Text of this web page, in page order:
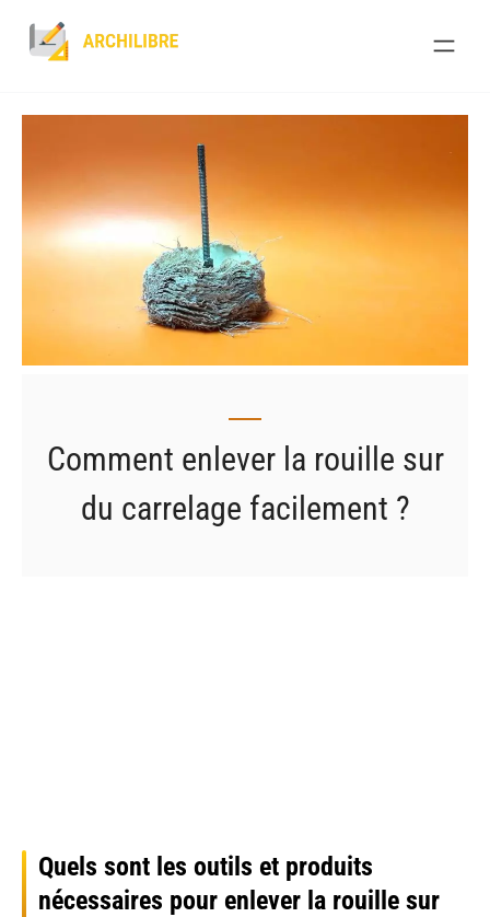
Comment enlever la rouille sur
du carrelage facilement ?
Quels sont les outils et produits
nécessaires pour enlever la rouille sur